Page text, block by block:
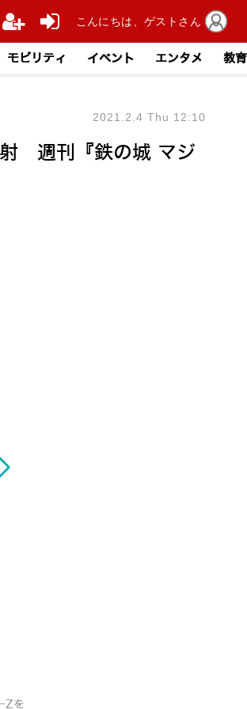
モビリティ イベント エンタメ 教育
週刊『鉄の城 マジ
2021.2.4 Thu 12:10
Zを
こんにちは、ゲストさん